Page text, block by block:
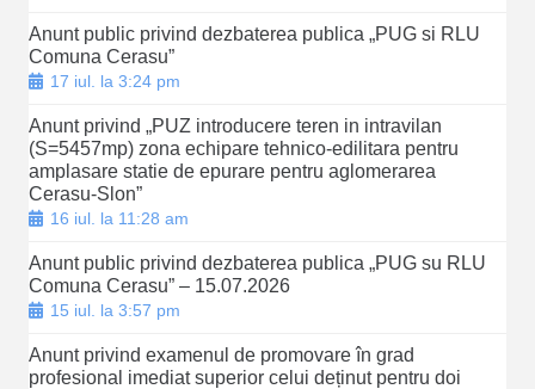
Anunt public privind dezbaterea publica „PUG si RLU
Comuna Cerasu”
17 iul. la 3:24 pm
Anunt privind „PUZ introducere teren in intravilan
(S=5457mp) zona echipare tehnico-edilitara pentru
amplasare statie de epurare pentru aglomerarea
Cerasu-Slon”
16 iul. la 11:28 am
Anunt public privind dezbaterea publica „PUG su RLU
Comuna Cerasu” – 15.07.2026
15 iul. la 3:57 pm
Anunt privind examenul de promovare în grad
profesional imediat superior celui deținut pentru doi